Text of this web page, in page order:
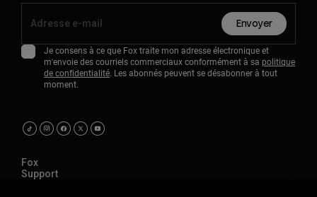
Envoyer
Je consens à ce que Fox traite mon adresse électronique et
m'envoie des courriels commerciaux conformément à sa politique
de confidentialité. Les abonnés peuvent se désabonner à tout
moment.
Fox
Support